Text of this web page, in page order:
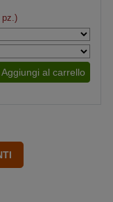
pz.)
Aggiungi al carrello